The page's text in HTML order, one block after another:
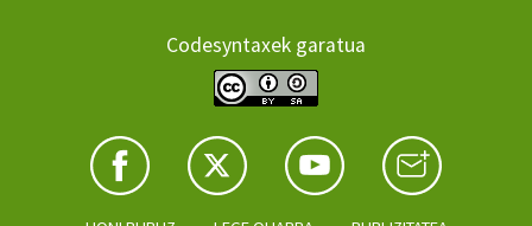
Codesyntaxek garatua